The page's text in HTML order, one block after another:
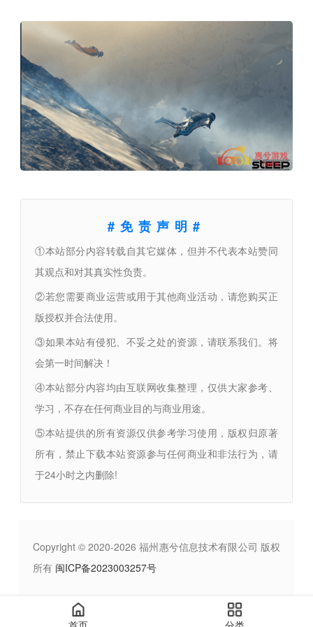
#免责声明#
①本站部分内容转载自其它媒体，但并不代表本站赞同
其观点和对其真实性负责。
②若您需要商业运营或用于其他商业活动，请您购买正
版授权并合法使用。
③如果本站有侵犯、不妥之处的资源，请联系我们。将
会第一时间解决！
④本站部分内容均由互联网收集整理，仅供大家参考、
学习，不存在任何商业目的与商业用途。
⑤本站提供的所有资源仅供参考学习使用，版权归原著
所有，禁止下载本站资源参与任何商业和非法行为，请
于24小时之内删除!
Copyright © 2020-2026 福州惠兮信息技术有限公司 版权
所有 闽ICP备2023003257号